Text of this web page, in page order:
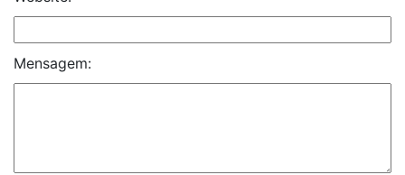
Mensagem: